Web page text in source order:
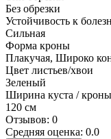
Без обрезки
Устойчивость к
Сильная
Форма кроны
Плакучая, Широко
Цвет листьев/хвои
Зеленый
Ширина куста / кроны
120 см
Отзывов: 0
Средняя оценка: 0.0